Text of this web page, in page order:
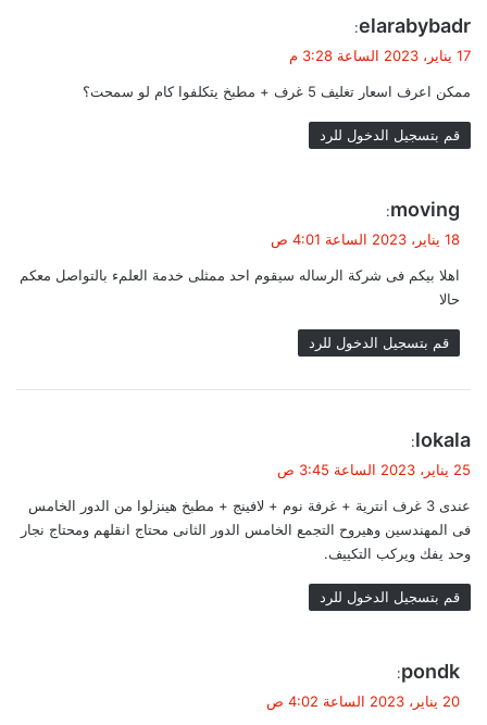
ي
ل
elarabybadr
:
17 يناير، 2023 الساعة 3:28 م
ممكن اعرف اسعار تغليف 5 غرف + مطبخ يتكلفوا كام لو سمحت؟
قم بتسجيل الدخول للرد
ي
ل
moving
:
18 يناير، 2023 الساعة 4:01 ص
اهلا بيكم فى شركة الرساله سيقوم احد ممثلى خدمة العلمء بالتواصل معكم
حالا
قم بتسجيل الدخول للرد
ي
ل
lokala
:
25 يناير، 2023 الساعة 3:45 ص
عندى 3 غرف انترية + غرفة نوم + لافينج + مطبخ هينزلوا من الدور الخامس
فى المهندسين وهيروح التجمع الخامس الدور الثانى محتاج انقلهم ومحتاج نجار
وحد يفك ويركب التكييف.
قم بتسجيل الدخول للرد
يpondk
:
20 يناير، 2023 الساعة 4:02 ص